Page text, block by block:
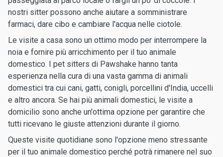
nostri sitter possono anche aiutare a somministrare
farmaci, dare cibo e cambiare l'acqua nelle ciotole.
Le visite a casa sono un ottimo modo per interrompere la
noia e fornire più arricchimento per il tuo animale
domestico. I pet sitters di Pawshake hanno tanta
esperienza nella cura di una vasta gamma di animali
domestici tra cui cani, gatti, conigli, porcellini d'India, uccelli
e altro ancora. Se hai più animali domestici, le visite a
domicilio sono anche un'ottima opzione per garantire che
tutti ricevano le giuste attenzioni durante il giorno.
Queste visite quotidiane sono l'opzione meno stressante
per il tuo animale domestico perché potrà rimanere nel suo